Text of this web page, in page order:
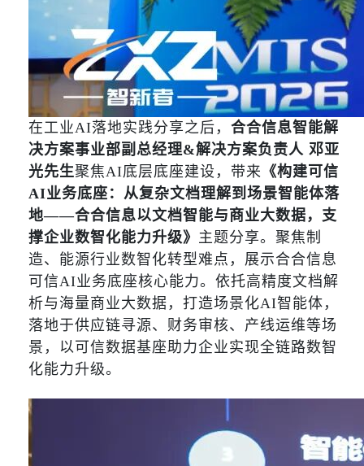
在工业AI落地实践分享之后， 合合信息智能解
决方案事业部副总经理&解决方案负责人 邓亚
光先生聚焦AI底层底座建设，带来 《构建可信
AI业务底座：从复杂文档理解到场景智能体落
地——合合信息以文档智能与商业大数据，支
撑企业数智化能力升级》 主题分享。聚焦制
造、能源行业数智化转型难点，展示合合信息
可信AI业务底座核心能力。依托高精度文档解
析与海量商业大数据，打造场景化AI智能体，
落地于供应链寻源、财务审核、产线运维等场
景，以可信数据基座助力企业实现全链路数智
化能力升级。